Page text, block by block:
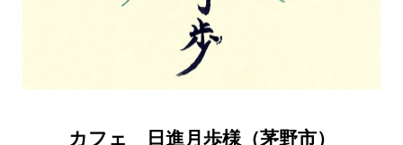
カフェ 日進月歩様（茅野市）